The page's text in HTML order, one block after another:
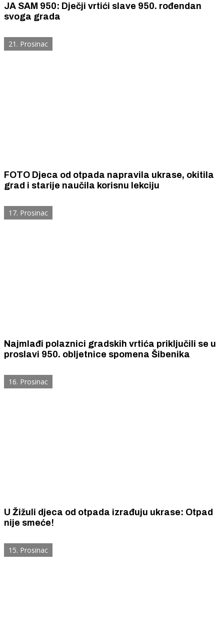
JA SAM 950: Dječji vrtići slave 950. rođendan
svoga grada
21. Prosinac
FOTO Djeca od otpada napravila ukrase, okitila
grad i starije naučila korisnu lekciju
17. Prosinac
Najmlađi polaznici gradskih vrtića priključili se u
proslavi 950. obljetnice spomena Šibenika
16. Prosinac
U Žižuli djeca od otpada izrađuju ukrase: Otpad
nije smeće!
15. Prosinac